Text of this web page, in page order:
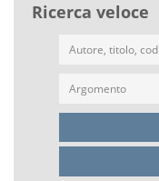
Ricerca veloce